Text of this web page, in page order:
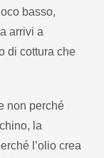
basso,
arrivi a
di cottura che
non perché
la
l’olio crea